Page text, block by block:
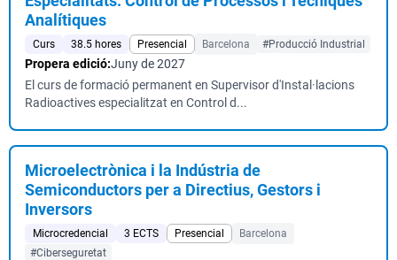
Analítiques
Curs 38.5 hores Presencial Barcelona #Producció Industrial
Propera edició:Juny de 2027
El curs de formació permanent en Supervisor d'Instal·lacions
Radioactives especialitzat en Control d...
Microelectrònica i la Indústria de
Semiconductors per a Directius, Gestors i
Inversors
Microcredencial 3 ECTS Presencial
Barcelona
#Ciberseguretat